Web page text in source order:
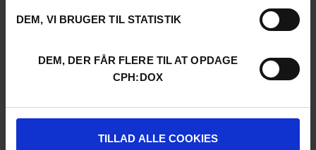
DEM, VI BRUGER TIL STATISTIK
DEM, DER FÅR FLERE TIL AT OPDAGE
CPH:DOX
TILLAD ALLE COOKIES